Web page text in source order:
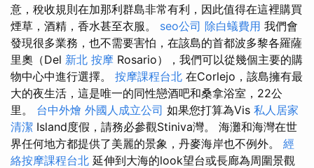
意，稅收規則在加那利群島非常有利，因此值得在這裡購買
煙草，酒精，香水甚至衣服。 seo公司 除白蟻費用 我們會
發現很多業務，也不需要害怕，在該島的首都波多黎各羅薩
里奧（Del 新北 按摩 Rosario），我們可以從幾個主要的購
物中心中進行選擇。 按摩課程台北 在Corlejo，該島擁有最
大的夜生活，這是唯一的同性戀酒吧和桑拿浴室，22公
里。 台中外燴 外國人成立公司 如果您打算為Vis 私人居家
清潔 Island度假，請務必參觀Stiniva灣。 海灘和海灣在世
界任何地方都提供了美麗的景象，丹麥海岸也不例外。 經
絡按摩課程台北 延伸到大海的look望台或長廊為周圍景觀